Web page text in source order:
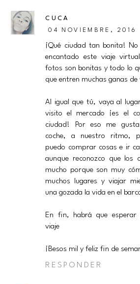
CUCA
04 NOVIEMBRE, 2016
¡Qué ciudad tan bonita!
encantado este viaje
fotos son bonitas y todo lo
que entren muchas ganas
Al igual que tú, vaya al
visito el mercado ¡es el
ciudad! Por eso me
coche, a nuestro ritmo,
puedo comprar cosas e ir
aunque reconozco que los
mucho porque son muy
muchos lugares y viajar
una gozada la vida en el
En fin, habrá que
viaje
¡Besos mil y feliz fin de
RESPONDER